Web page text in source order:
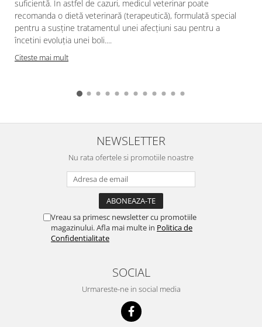
suficientă. În astfel de cazuri, medicul veterinar poate
recomanda o dietă veterinară (terapeutică), formulată special
pentru a susține tratamentul unei afecțiuni sau pentru a
încetini evoluția unei boli....
Citeste mai mult
NEWSLETTER
Nu rata ofertele si promotiile noastre
Vreau sa primesc newsletter cu promotiile
magazinului. Afla mai multe in Politica de
Confidentialitate
SOCIAL
Urmareste-ne in social media